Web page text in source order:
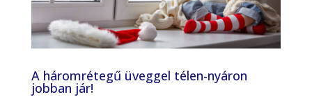
A háromrétegű üveggel télen-nyáron
jobban jár!